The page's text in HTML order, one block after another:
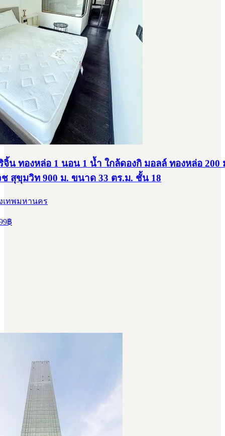
จิ้น ทองหล่อ 1 นอน 1 น้ำ ใกล้ดองกิ มอลล์ ทองหล่อ 200
ช สุขุมวิท 900 ม. ขนาด 33 ตร.ม. ชั้น 18
เทพมหานคร
฿